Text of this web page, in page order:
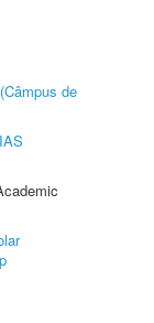
de